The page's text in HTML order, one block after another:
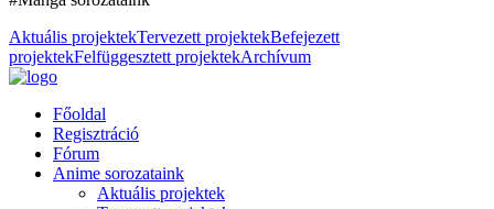
Aktuális projektekTervezett projektekBefejezett
projektekFelfüggesztett projektekArchívum
Főoldal
Regisztráció
Fórum
Anime sorozataink
Aktuális projektek